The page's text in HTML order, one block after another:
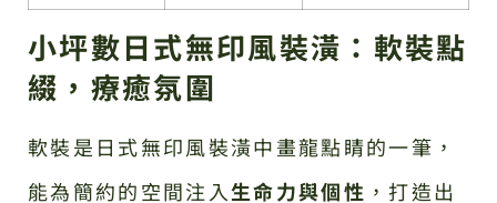
小坪數日式無印風裝潢：軟裝點
綴，療癒氛圍
軟裝是日式無印風裝潢中畫龍點睛的一筆，
能為簡約的空間注入生命力與個性 ，打造出